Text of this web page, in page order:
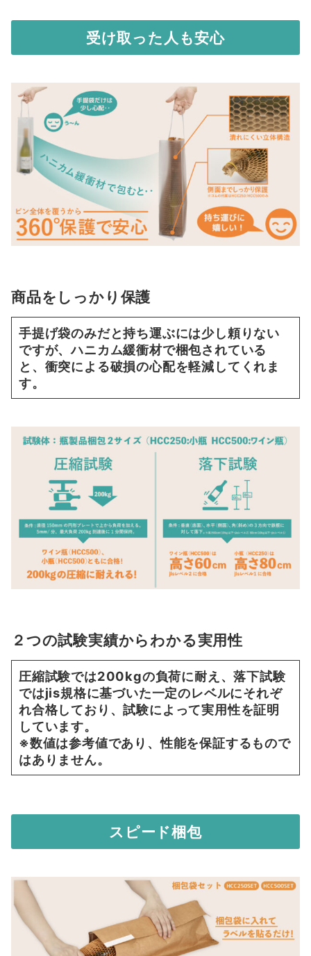
受け取った人も安心
商品をしっかり保護
手提げ袋のみだと持ち運ぶには少し頼りない
ですが、ハニカム緩衝材で梱包されている
と、衝突による破損の心配を軽減してくれま
す。
２つの試験実績からわかる実用性
圧縮試験では200kgの負荷に耐え、落下試験
ではjis規格に基づいた一定のレベルにそれぞ
れ合格しており、試験によって実用性を証明
しています。
※数値は参考値であり、性能を保証するもので
はありません。
スピード梱包